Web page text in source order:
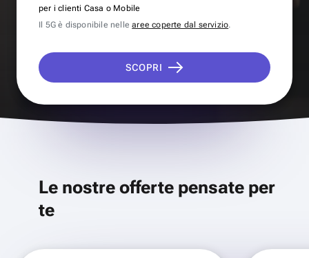
per i clienti Casa o Mobile
Il 5G è disponibile nellearee coperte dal servizio.
SCOPRI
Le nostre offerte pensate per
te